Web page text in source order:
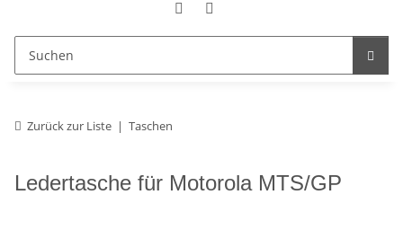
Zurück zur Liste Taschen
Ledertasche für Motorola MTS/GP